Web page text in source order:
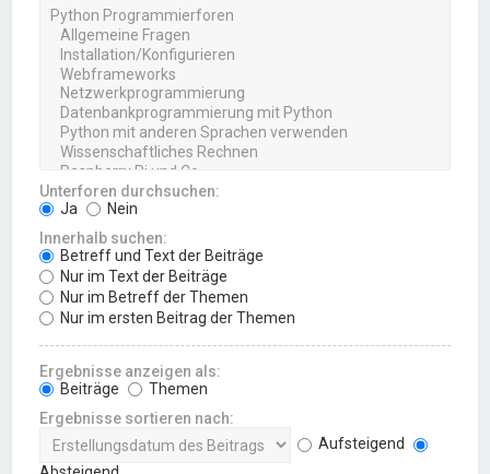
Unterforen durchsuchen:
Ja
Nein
Innerhalb suchen:
Betreff und Text der Beiträge
Nur im Text der Beiträge
Nur im Betreff der Themen
Nur im ersten Beitrag der Themen
Ergebnisse anzeigen als:
Beiträge
Themen
Ergebnisse sortieren nach:
Aufsteigend